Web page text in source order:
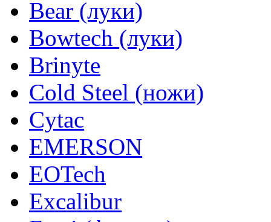
Bear (луки)
Bowtech (луки)
Brinyte
Cold Steel (ножи)
Cytac
EMERSON
EOTech
Excalibur